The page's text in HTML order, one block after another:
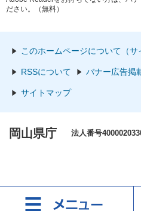
ださい。（無料）
このホームページについて（サ
RSSについて バナー広告掲
サイトマップ
岡山県庁 法人番号